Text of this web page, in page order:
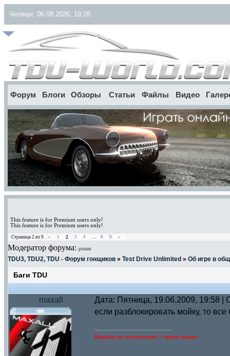
Четверг, 06.08.2026, 19:28
Форум Блоги Обзоры Статьи Файлы Видео
This feature is for Premium users only!
This feature is for Premium users only!
Страница 2 из 9 « 1 2 3 4 … 8 9 »
Модератор форума: psman
TDU3, TDU2, TDU - Форум гонщиков » Test Drive Unlimited » Об игре в
Баги TDU
maxall Дата: Пятница, 19.06.2009, 19:58
если разблокировать мойку, то все
Юзербар не соответствует 7. пункту правил.